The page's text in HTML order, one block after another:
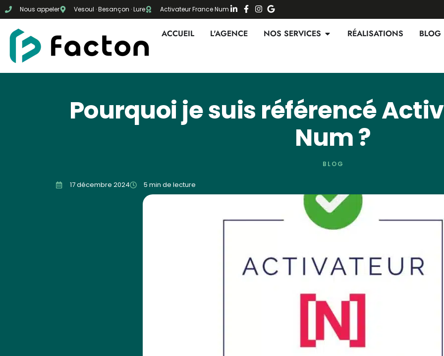
Nous appeler Vesoul · Besançon · Lure Activateur France Num
ACCUEIL L'AGENCE NOS SERVICES RÉALISATIONS BLOG
Pourquoi je suis référencé
Num ?
BLOG
17 décembre 2024 5 min de lecture